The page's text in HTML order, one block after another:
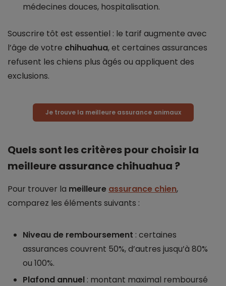
médecines douces, hospitalisation.
Souscrire tôt est essentiel : le tarif augmente avec
l’âge de votre chihuahua, et certaines assurances
refusent les chiens plus âgés ou appliquent des
exclusions.
Je trouve la meilleure assurance animaux
Quels sont les critères pour choisir la
meilleure assurance chihuahua ?
Pour trouver la meilleure assurance chien,
comparez les éléments suivants :
Niveau de remboursement : certaines
assurances couvrent 50%, d’autres jusqu’à 80%
ou 100%.
Plafond annuel : montant maximal remboursé